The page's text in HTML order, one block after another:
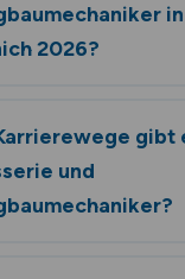
in
2026?
gibt
und